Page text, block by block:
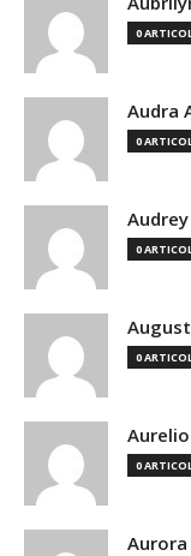
0
Audra
0
0
0
0
Aurora